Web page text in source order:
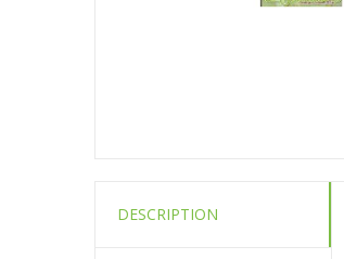
DESCRIPTION